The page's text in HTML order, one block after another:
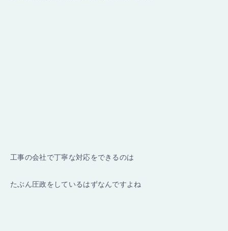
工事の会社で丁寧な対応をできるのは
たぶん圧政をしているはずなんですよね